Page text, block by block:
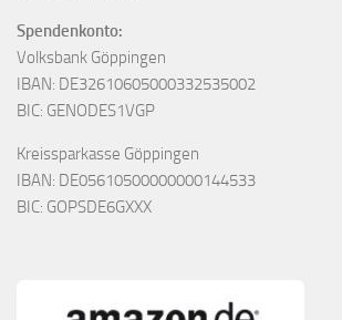
Spendenkonto:
Volksbank Göppingen
IBAN: DE32610605000332535002
BIC: GENODES1VGP
Kreissparkasse Göppingen
IBAN: DE05610500000000144533
BIC: GOPSDE6GXXX